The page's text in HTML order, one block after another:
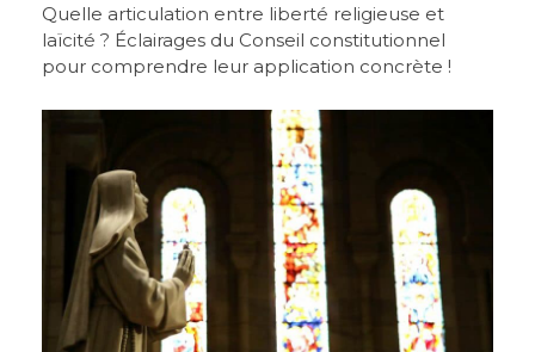
Quelle articulation entre liberté religieuse et
laïcité ? Éclairages du Conseil constitutionnel
pour comprendre leur application concrète !